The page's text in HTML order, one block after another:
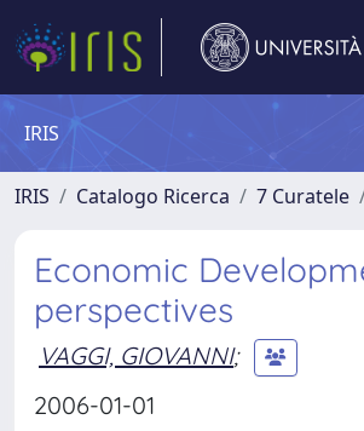
IRIS
IRIS Catalogo Ricerca 7 Curatele
Economic
perspectives
VAGGI, GIOVANNI;
2006-01-01